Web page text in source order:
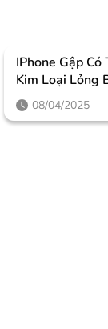
IPhone Gập
Kim Loại Lỏng
08/04/2025